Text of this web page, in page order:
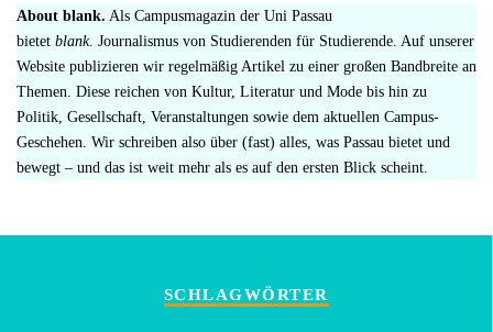
About blank. Als Campusmagazin der Uni Passau
bietet blank. Journalismus von Studierenden für Studierende. Auf unserer
Website publizieren wir regelmäßig Artikel zu einer großen Bandbreite an
Themen. Diese reichen von Kultur, Literatur und Mode bis hin zu
Politik, Gesellschaft, Veranstaltungen sowie dem aktuellen Campus-
Geschehen. Wir schreiben also über (fast) alles, was Passau bietet und
bewegt – und das ist weit mehr als es auf den ersten Blick scheint.
SCHLAGWÖRTER